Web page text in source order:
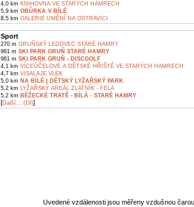
4,0 km KNIHOVNA VE STARÝCH HAMRECH
5,9 km OBŮRKA V BÍLÉ
8,5 km GALERIE UMĚNÍ NA OSTRAVICI
Sport
270 m GRUŇSKÝ LEDOVEC STARÉ HAMRY
961 m SKI PARK GRUŇ STARÉ HAMRY
961 m SKI PARK GRUŇ - DISCGOLF
4,1 km VÍCEÚČELOVÉ A DĚTSKÉ HŘIŠTĚ VE STARÝCH HAMRECH
4,7 km VISALAJE VLEK
5,0 km NA BÍLÉ | DĚTSKÝ LYŽAŘSKÝ PARK
5,2 km LYŽAŘSKÝ AREÁL ZLATNÍK - FELA
5,2 km BĚŽECKÉ TRATĚ - BÍLÁ - STARÉ HAMRY
[Další... (19)]
Uvedené vzdálenosti jsou měřeny vzdušnou čarou.